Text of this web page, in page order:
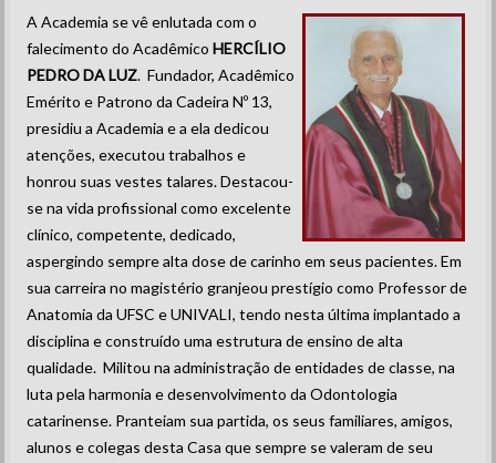
A Academia se vê enlutada com o
falecimento do AcadêmicoHERCÍLIO
PEDRO DA LUZ. Fundador, Acadêmico
Emérito e Patrono da Cadeira Nº 13,
presidiu a Academia e a ela dedicou
atenções, executou trabalhos e
honrou suas vestes talares. Destacou-
se na vida profissional como excelente
clínico, competente, dedicado,
aspergindo sempre alta dose de carinho em seus pacientes. Em
sua carreira no magistério granjeou prestígio como Professor de
Anatomia da UFSC e UNIVALI, tendo nesta última implantado a
disciplina e construído uma estrutura de ensino de alta
qualidade. Militou na administração de entidades de classe, na
luta pela harmonia e desenvolvimento da Odontologia
catarinense. Pranteiam sua partida, os seus familiares, amigos,
alunos e colegas desta Casa que sempre se valeram de seu